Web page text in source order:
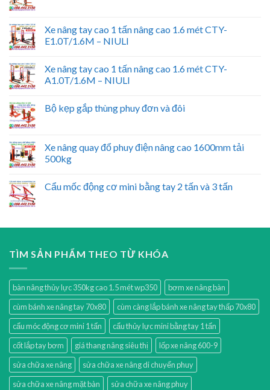
Xe nâng tay cao 1 tấn nâng cao 1.6 mét CTY-
E1.0T/1.6M – NIULI
Xe nâng tay cao 1 tấn nâng cao 1.6 mét CTY-
A1.0T/1.6M – NIULI
Bộ kẹp gắp thùng phuy đơn và đôi
Xe nâng quay đổ phuy điện nâng cao 1600mm tải
500kg
Cẩu mốc động cơ mini bằng tay 2 tấn và 3 tấn
TÌM SẢN PHẨM THEO TỪ KHÓA
bàn nâng thủy lực 350kg cao 1.5 mét wp350
bơm xe nâng bàn
cùm bánh xe nâng tay 70x80
cùm càng lắp bánh xe nâng tay thấp 70x80
cẩu móc động cơ mini 1 tấn
cẩu thủy lực mini bằng tay 1 tấn
cốt lắp tay bơm
giá thang nâng siêu thị
lốp xe nâng 600-9
sửa chữa xe nâng
sửa chữa xe nâng di chuyển phuy
sửa chữa xe nâng mặt bàn
sửa chữa xe nâng phuy